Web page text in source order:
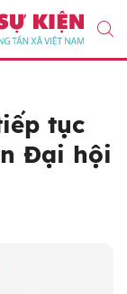
tục
Đại hội